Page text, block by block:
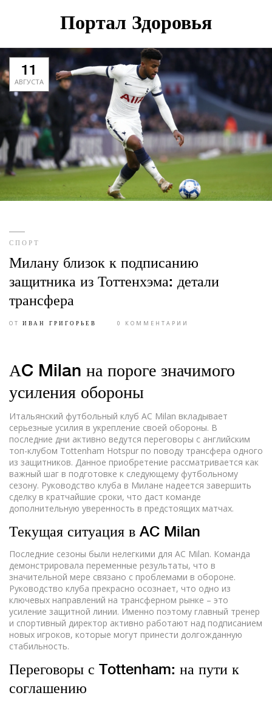
Портал Здоровья
11
АВГУСТА
СПОРТ
Милану близок к подписанию
защитника из Тоттенхэма: детали
трансфера
ОТ ИВАН ГРИГОРЬЕВ 0 КОММЕНТАРИИ
АC Milan на пороге значимого
усиления обороны
Итальянский футбольный клуб AC Milan вкладывает
серьезные усилия в укрепление своей обороны. В
последние дни активно ведутся переговоры с английским
топ-клубом Tottenham Hotspur по поводу трансфера одного
из защитников. Данное приобретение рассматривается как
важный шаг в подготовке к следующему футбольному
сезону. Руководство клуба в Милане надеется завершить
сделку в кратчайшие сроки, что даст команде
дополнительную уверенность в предстоящих матчах.
Текущая ситуация в AC Milan
Последние сезоны были нелегкими для AC Milan. Команда
демонстрировала переменные результаты, что в
значительной мере связано с проблемами в обороне.
Руководство клуба прекрасно осознает, что одно из
ключевых направлений на трансферном рынке – это
усиление защитной линии. Именно поэтому главный тренер
и спортивный директор активно работают над подписанием
новых игроков, которые могут принести долгожданную
стабильность.
Переговоры с Tottenham: на пути к
соглашению